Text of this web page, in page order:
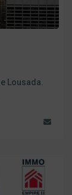
Lousada.